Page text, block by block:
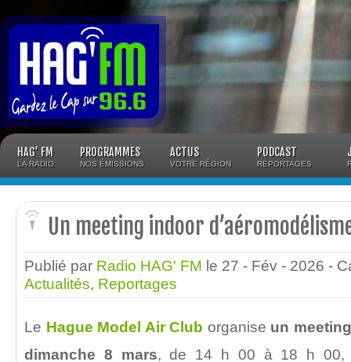
HAG’ FM
LA RADIO
PROGRAMMES
NOS ÉMISSIONS
ACTUS
VOTRE RÉGION
PODCAST
REPORTAGES
Un meeting indoor
Publié par Radio HAG' FM le 27 - Fév - 2026 -
Actualités, Reportages
Le Hague Model Air Club organise un
dimanche 8 mars, de 14 h 00 à 18 h 00,
Panneau de gestion des cookies